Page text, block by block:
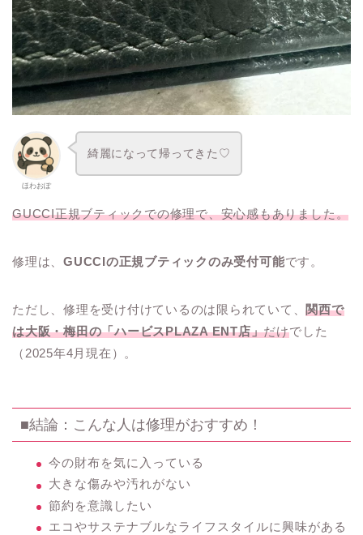
ほわおぽ
綺麗になって帰ってきた♡
GUCCI正規ブティックでの修理で、安心感もありました。
修理は、GUCCIの正規ブティックのみ受付可能です。
ただし、修理を受け付けているのは限られていて、関西で
は大阪・梅田の「ハービスPLAZA ENT店」だけでした
（2025年4月現在）。
■結論：こんな人は修理がおすすめ！
今の財布を気に入っている
大きな傷みや汚れがない
節約を意識したい
エコやサステナブルなライフスタイルに興味がある